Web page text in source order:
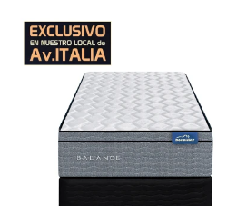
Óptimo soporte y mayor
duración, altura de colchón 24 cm
y 59cm la suma del colchón y el
sommier.
Elevado confort gracias a las
capas adicionales de espuma
contenida por un sistema